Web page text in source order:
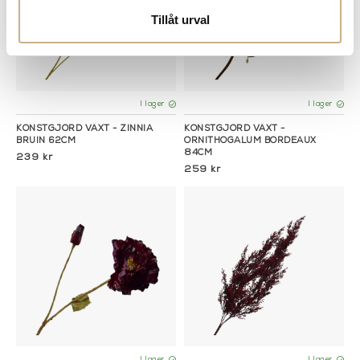
Tillåt urval
I lager
KONSTGJORD VÄXT - ZINNIA
BRUIN 62CM
239 kr
I lager
KONSTGJORD VÄXT -
ORNITHOGALUM BORDEAUX
84CM
259 kr